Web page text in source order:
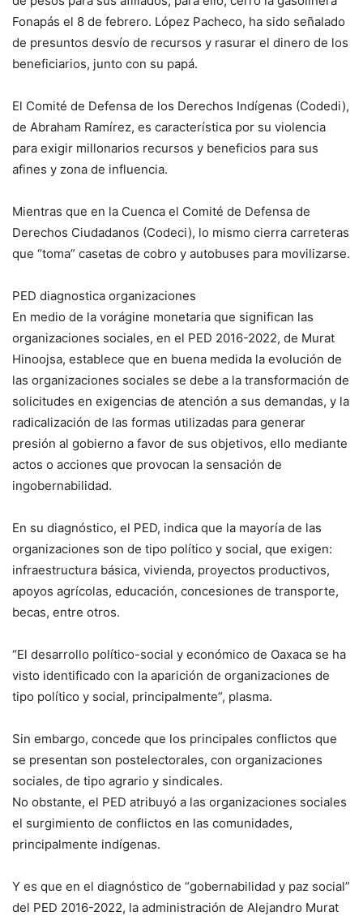
Fonapás el 8 de febrero. López Pacheco, ha sido señalado
de presuntos desvío de recursos y rasurar el dinero de los
beneficiarios, junto con su papá.
El Comité de Defensa de los Derechos Indígenas (Codedi),
de Abraham Ramírez, es característica por su violencia
para exigir millonarios recursos y beneficios para sus
afines y zona de influencia.
Mientras que en la Cuenca el Comité de Defensa de
Derechos Ciudadanos (Codeci), lo mismo cierra carreteras
que “toma” casetas de cobro y autobuses para movilizarse.
PED diagnostica organizaciones
En medio de la vorágine monetaria que significan las
organizaciones sociales, en el PED 2016-2022, de Murat
Hinoojsa, establece que en buena medida la evolución de
las organizaciones sociales se debe a la transformación de
solicitudes en exigencias de atención a sus demandas, y la
radicalización de las formas utilizadas para generar
presión al gobierno a favor de sus objetivos, ello mediante
actos o acciones que provocan la sensación de
ingobernabilidad.
En su diagnóstico, el PED, indica que la mayoría de las
organizaciones son de tipo político y social, que exigen:
infraestructura básica, vivienda, proyectos productivos,
apoyos agrícolas, educación, concesiones de transporte,
becas, entre otros.
“El desarrollo político-social y económico de Oaxaca se ha
visto identificado con la aparición de organizaciones de
tipo político y social, principalmente”, plasma.
Sin embargo, concede que los principales conflictos que
se presentan son postelectorales, con organizaciones
sociales, de tipo agrario y sindicales.
No obstante, el PED atribuyó a las organizaciones sociales
el surgimiento de conflictos en las comunidades,
principalmente indígenas.
Y es que en el diagnóstico de “gobernabilidad y paz social”
del PED 2016-2022, la administración de Alejandro Murat